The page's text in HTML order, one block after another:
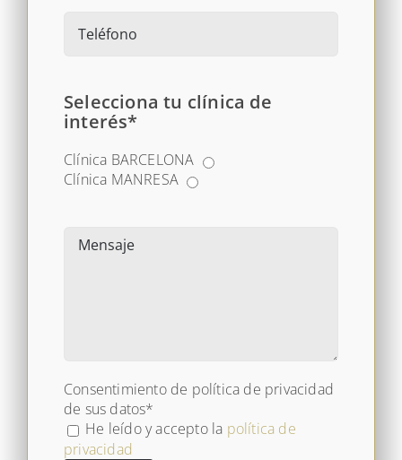
Selecciona tu clínica de
interés*
Clínica BARCELONA
Clínica MANRESA
Consentimiento de política de privacidad
de sus datos*
He leído y accepto la política de
privacidad